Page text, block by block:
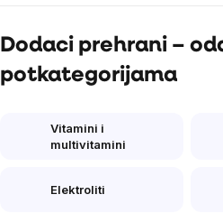
Dodaci prehrani –
potkategorijama
Vitamini i
multivitamini
Elektroliti